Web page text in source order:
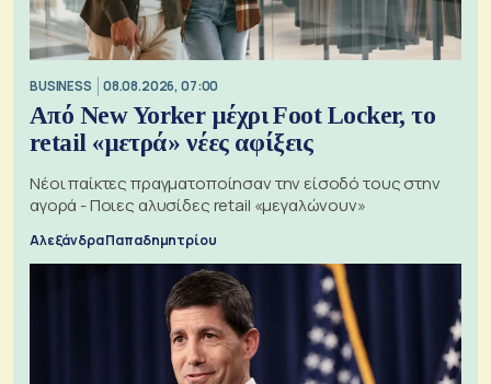
BUSINESS 08.08.2026, 07:00
Από New Yorker μέχρι Foot Locker, το
retail «μετρά» νέες αφίξεις
Νέοι παίκτες πραγματοποίησαν την είσοδό τους στην
αγορά - Ποιες αλυσίδες retail «μεγαλώνουν»
Αλεξάνδρα Παπαδημητρίου